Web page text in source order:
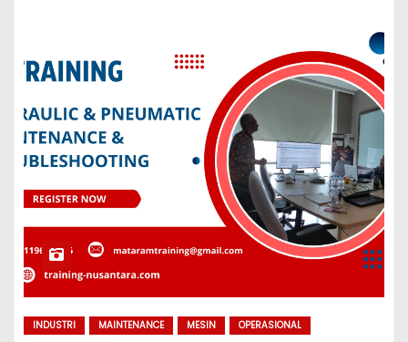
INDUSTRI MAINTENANCE MESIN
OPERASIONAL